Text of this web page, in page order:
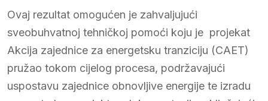
Ovaj rezultat omogućen je zahvaljujući
sveobuhvatnoj tehničkoj pomoći koju je projekat
Akcija zajednice za energetsku tranziciju (CAET)
pružao tokom cijelog procesa, podržavajući
uspostavu zajednice obnovljive energije te izradu